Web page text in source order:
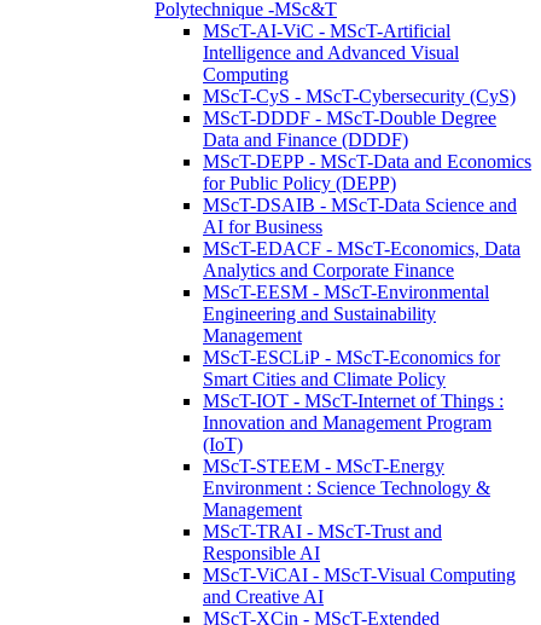
Polytechnique -MSc&T
MScT-AI-ViC - MScT-Artificial
Intelligence and Advanced Visual
Computing
MScT-CyS - MScT-Cybersecurity (CyS)
MScT-DDDF - MScT-Double Degree
Data and Finance (DDDF)
MScT-DEPP - MScT-Data and Economics
for Public Policy (DEPP)
MScT-DSAIB - MScT-Data Science and
AI for Business
MScT-EDACF - MScT-Economics, Data
Analytics and Corporate Finance
MScT-EESM - MScT-Environmental
Engineering and Sustainability
Management
MScT-ESCLiP - MScT-Economics for
Smart Cities and Climate Policy
MScT-IOT - MScT-Internet of Things :
Innovation and Management Program
(IoT)
MScT-STEEM - MScT-Energy
Environment : Science Technology &
Management
MScT-TRAI - MScT-Trust and
Responsible AI
MScT-ViCAI - MScT-Visual Computing
and Creative AI
MScT-XCin - MScT-Extended